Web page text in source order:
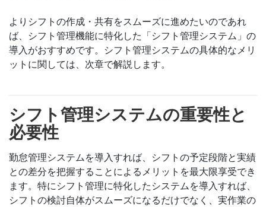
よりシフトの作成・共有をスムーズに進めたいのであれ
ば、シフト管理機能に特化した「シフト管理システム」の
導入がおすすめです。シフト管理システムの具体的なメリ
ットに関しては、次章で解説します。
シフト管理システムの重要性と
必要性
勤怠管理システムを導入すれば、シフトの予定段階と実績
との差分を把握することによるメリットを最大限享受でき
ます。特にシフト管理に特化したシステムを導入すれば、
シフトの検討自体がスムーズになるだけでなく、実作業の